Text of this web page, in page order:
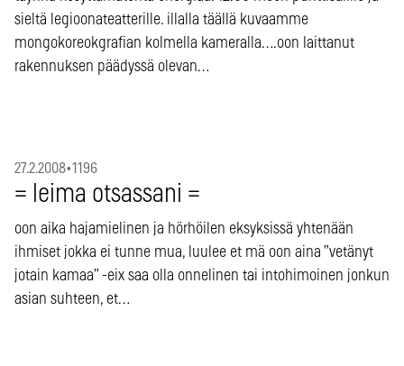
sieltä legioonateatterille. illalla täällä kuvaamme
mongokoreokgrafian kolmella kameralla….oon laittanut
rakennuksen päädyssä olevan…
27.2.2008•1196
= leima otsassani =
oon aika hajamielinen ja hörhöilen eksyksissä yhtenään
ihmiset jokka ei tunne mua, luulee et mä oon aina ”vetänyt
jotain kamaa” -eix saa olla onnelinen tai intohimoinen jonkun
asian suhteen, et…